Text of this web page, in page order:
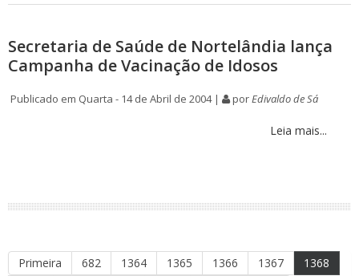
Secretaria de Saúde de Nortelândia lança
Campanha de Vacinação de Idosos
Publicado em Quarta - 14 de Abril de 2004 | porEdivaldo de Sá
Leia mais...
Primeira 682 1364 1365 1366 1367
1368